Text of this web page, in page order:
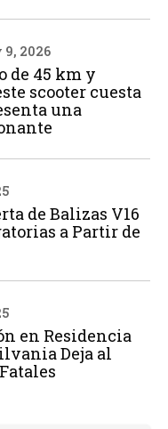
2026
de 45 km y
scooter cuesta
una
de Balizas V16
a Partir de
en Residencia
Deja al